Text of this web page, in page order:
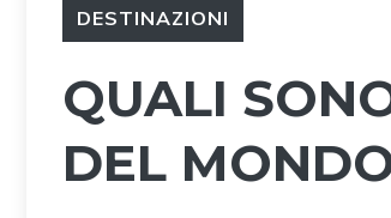
DESTINAZIONI
QUALI
DEL